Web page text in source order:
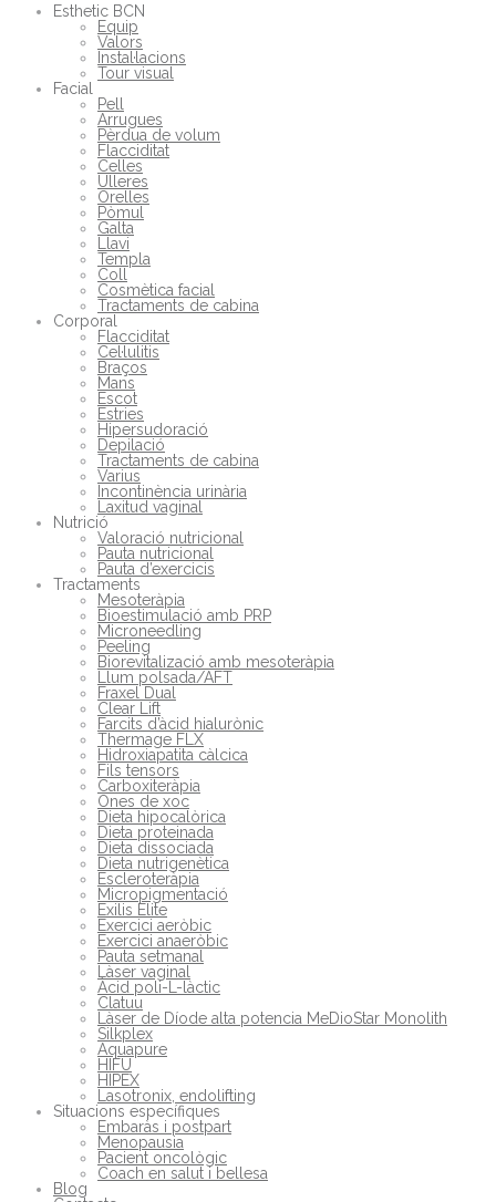
Esthetic BCN
Equip
Valors
Instal·lacions
Tour visual
Facial
Pell
Arrugues
Pèrdua de volum
Flacciditat
Celles
Ulleres
Orelles
Pòmul
Galta
Llavi
Templa
Coll
Cosmètica facial
Tractaments de cabina
Corporal
Flacciditat
Cel·lulitis
Braços
Mans
Escot
Estries
Hipersudoració
Depilació
Tractaments de cabina
Varius
Incontinència urinària
Laxitud vaginal
Nutrició
Valoració nutricional
Pauta nutricional
Pauta d’exercicis
Tractaments
Mesoteràpia
Bioestimulació amb PRP
Microneedling
Peeling
Biorevitalizació amb mesoteràpia
Llum polsada/AFT
Fraxel Dual
Clear Lift
Farcits d’àcid hialurònic
Thermage FLX
Hidroxiapatita càlcica
Fils tensors
Carboxiteràpia
Ones de xoc
Dieta hipocalòrica
Dieta proteinada
Dieta dissociada
Dieta nutrigenètica
Escleroteràpia
Micropigmentació
Exilis Elite
Exercici aeròbic
Exercici anaeròbic
Pauta setmanal
Làser vaginal
Àcid poli-L-làctic
Clatuu
Làser de Díode alta potencia MeDioStar Monolith
Silkplex
Aquapure
HIFU
HIPEX
Lasotronix, endolifting
Situacions específiques
Embaràs i postpart
Menopausia
Pacient oncològic
Coach en salut i bellesa
Blog